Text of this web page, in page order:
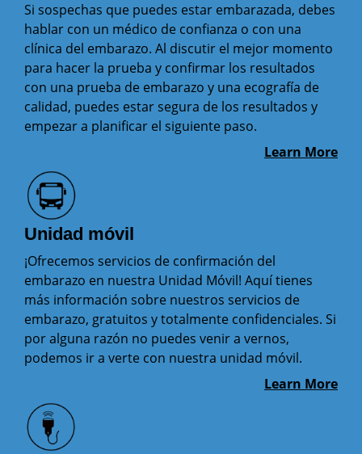
Si sospechas que puedes estar embarazada, debes
hablar con un médico de confianza o con una
clínica del embarazo. Al discutir el mejor momento
para hacer la prueba y confirmar los resultados
con una prueba de embarazo y una ecografía de
calidad, puedes estar segura de los resultados y
empezar a planificar el siguiente paso.
Learn More
Unidad móvil
¡Ofrecemos servicios de confirmación del
embarazo en nuestra Unidad Móvil! Aquí tienes
más información sobre nuestros servicios de
embarazo, gratuitos y totalmente confidenciales. Si
por alguna razón no puedes venir a vernos,
podemos ir a verte con nuestra unidad móvil.
Learn More